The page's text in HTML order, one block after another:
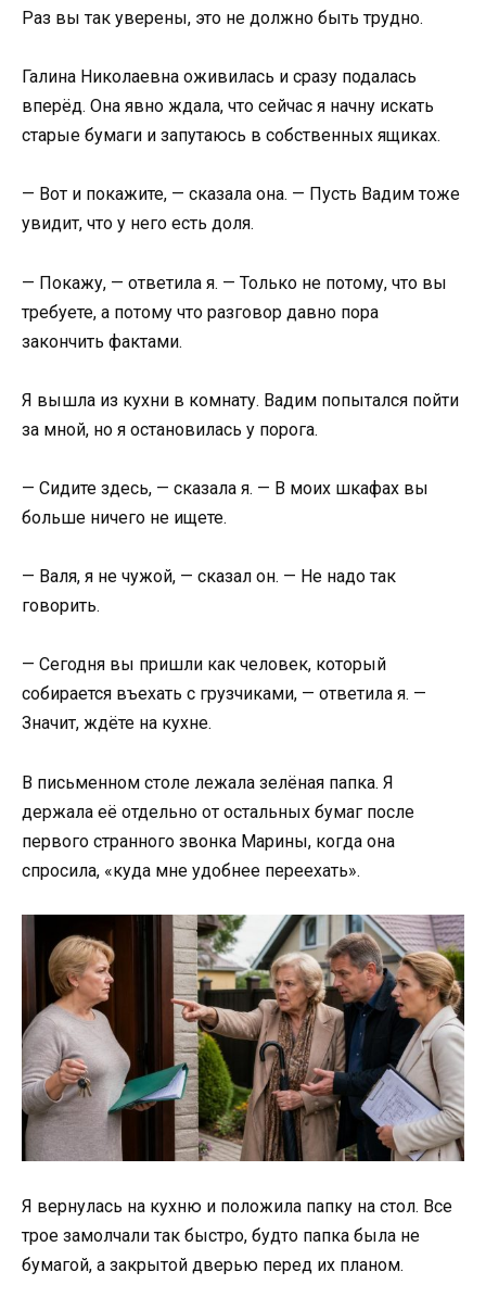
Раз вы так уверены, это не должно быть трудно.
Галина Николаевна оживилась и сразу подалась
вперёд. Она явно ждала, что сейчас я начну искать
старые бумаги и запутаюсь в собственных ящиках.
— Вот и покажите, — сказала она. — Пусть Вадим тоже
увидит, что у него есть доля.
— Покажу, — ответила я. — Только не потому, что вы
требуете, а потому что разговор давно пора
закончить фактами.
Я вышла из кухни в комнату. Вадим попытался пойти
за мной, но я остановилась у порога.
— Сидите здесь, — сказала я. — В моих шкафах вы
больше ничего не ищете.
— Валя, я не чужой, — сказал он. — Не надо так
говорить.
— Сегодня вы пришли как человек, который
собирается въехать с грузчиками, — ответила я. —
Значит, ждёте на кухне.
В письменном столе лежала зелёная папка. Я
держала её отдельно от остальных бумаг после
первого странного звонка Марины, когда она
спросила, «куда мне удобнее переехать».
Я вернулась на кухню и положила папку на стол. Все
трое замолчали так быстро, будто папка была не
бумагой, а закрытой дверью перед их планом.